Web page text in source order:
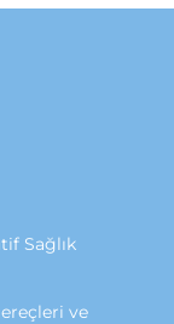
Sağlık
ve